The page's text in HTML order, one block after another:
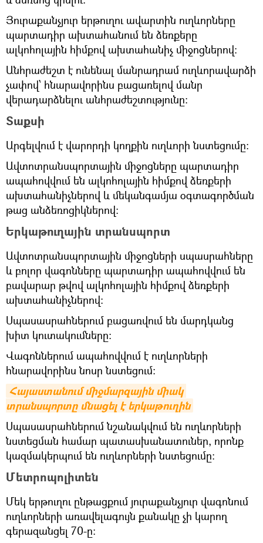
Յուրաքանչյուր երթուղու ավարտին ուղևորները
պարտադիր ախտահանում են ձեռքերը
ալկոհոլային հիմքով ախտահանիչ միջոցներով։
Անհրաժեշտ է ունենալ մանրադրամ ուղևորավարձի
չափով՝ հնարավորինս բացառելով մանր
վերադարձնելու անհրաժեշտությունը։
Տաքսի
Արգելվում է վարորդի կողքին ուղևորի նստեցումը:
Ավտոտրանսպորտային միջոցները պարտադիր
ապահովվում են ալկոհոլային հիմքով ձեռքերի
ախտահանիչներով և մեկանգամյա օգտագործման
թաց անձեռոցիկներով:
Երկաթուղային տրանսպորտ
Ավտոտրանսպորտային միջոցների սպասրահները
և բոլոր վագոնները պարտադիր ապահովվում են
բավարար թվով ալկոհոլային հիմքով ձեռքերի
ախտահանիչներով:
Սպասասրահներում բացառվում են մարդկանց
խիտ կուտակումները:
Վագոններում ապահովվում է ուղևորների
հնարավորինս նոսր նստեցում:
Հայաստանում միջմարզային միակ
տրանսպորտը մնացել է երկաթուղին
Սպասասրահներում նշանակվում են ուղևորների
նստեցման համար պատասխանատուներ, որոնք
կազմակերպում են ուղևորների նստեցումը:
Մետրոպոլիտեն
Մեկ երթուղու ընթացքում յուրաքանչյուր վագոնում
ուղևորների առավելագույն քանակը չի կարող
գերազանցել 70-ը: